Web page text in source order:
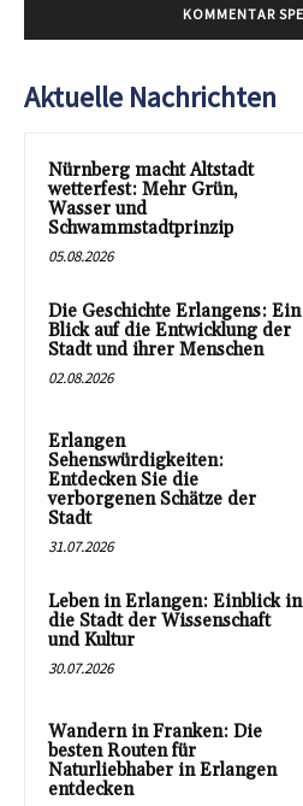
Aktuelle Nachrichten
Nürnberg macht Altstadt
wetterfest: Mehr Grün,
Wasser und
Schwammstadtprinzip
05.08.2026
Die Geschichte Erlangens: Ein
Blick auf die Entwicklung der
Stadt und ihrer Menschen
02.08.2026
Erlangen
Sehenswürdigkeiten:
Entdecken Sie die
verborgenen Schätze der
Stadt
31.07.2026
Leben in Erlangen: Einblick in
die Stadt der Wissenschaft
und Kultur
30.07.2026
Wandern in Franken: Die
besten Routen für
Naturliebhaber in Erlangen
entdecken